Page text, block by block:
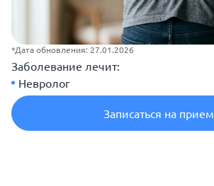
*Дата обновления: 27.01.2026
Заболевание лечит:
Невролог
Записаться на прием